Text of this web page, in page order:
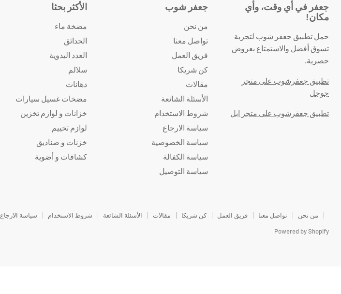
جعفر في أي وقت، وأي
مكان!
حمل تطبيق جعفر شوب لتجربة
تسوق أفضل والاستمتاع بعروض
حصرية.
تطبيق جعفرشوب على متجر
جوجل
تطبيق جعفرشوب على متجر ابل
جعفر شوب
من نحن
تواصل معنا
فريق العمل
كن شريكا
مقالات
الأسئلة الشائعة
شروط الاستخدام
سياسة الارجاع
سياسة الخصوصية
سياسة الكفالة
سياسة التوصيل
الأكثر بحثا
مضخة ماء
الحدائق
العدد اليدوية
سلالم
دهانات
مضخات غسيل سيارات
خزانات و لوازم تخزين
لوازم تخييم
خزنات و صناديق
كشافات و أضوية
من نحن تواصل معنا فريق العمل كن شريكا مقالات الأسئلة الشائعة شروط الاستخدام سياسة الارجاع
Powered by Shopify